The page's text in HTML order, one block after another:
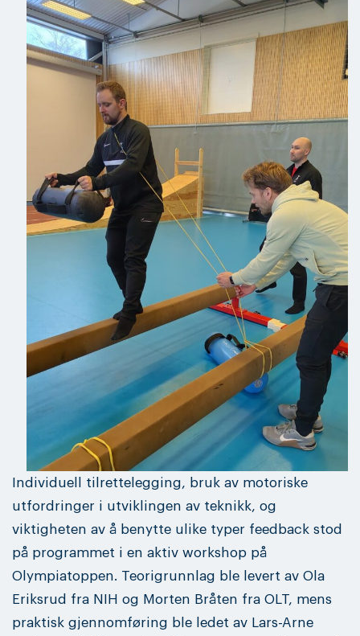
Individuell tilrettelegging, bruk av motoriske
utfordringer i utviklingen av teknikk, og
viktigheten av å benytte ulike typer feedback stod
på programmet i en aktiv workshop på
Olympiatoppen. Teorigrunnlag ble levert av Ola
Eriksrud fra NIH og Morten Bråten fra OLT, mens
praktisk gjennomføring ble ledet av Lars-Arne